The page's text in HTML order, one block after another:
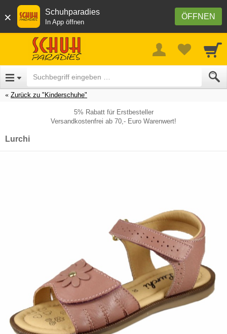
× ÖFFNEN
Schuhparadies
In App öffnen
Zurück zu "Kinderschuhe"
5% Rabatt für Erstbesteller
Versandkostenfrei ab 70,- Euro Warenwert!
Lurchi